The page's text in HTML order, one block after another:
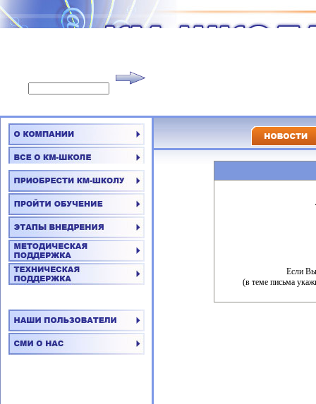
Если Вы
(в теме письма